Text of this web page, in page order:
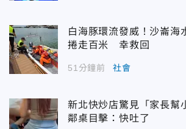
白海豚環流發威！沙崙海
捲走百米 幸救回
51分鐘前 社會
新北快炒店驚見「家長
鄰桌目擊：快吐了